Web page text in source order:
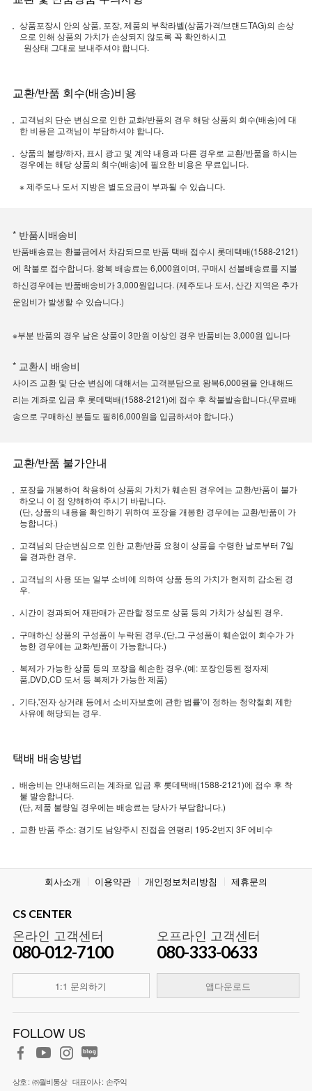
상품포장시 안의 상품, 포장, 제품의 부착라벨(상품가격/브랜드TAG)의 손상
으로 인해 상품의 가치가 손상되지 않도록 꼭 확인하시고
원상태 그대로 보내주셔야 합니다.
교환/반품 회수(배송)비용
고객님의 단순 변심으로 인한 교화/반품의 경우 해당 상품의 회수(배송)에 대
한 비용은 고객님이 부담하셔야 합니다.
상품의 불량/하자, 표시 광고 및 계약 내용과 다른 경우로 교환/반품을 하시는
경우에는 해당 상품의 회수(배송)에 필요한 비용은 무료입니다.
※ 제주도나 도서 지방은 별도요금이 부과될 수 있습니다.
* 반품시배송비
반품배송료는 환불금에서 차감되므로 반품 택배 접수시 롯데택배(1588-2121)
에 착불로 접수합니다. 왕복 배송료는 6,000원이며, 구매시 선불배송료를 지불
하신경우에는 반품배송비가 3,000원입니다. (제주도나 도서, 산간 지역은 추가
운임비가 발생할 수 있습니다.)
※부분 반품의 경우 남은 상품이 3만원 이상인 경우 반품비는 3,000원 입니다
* 교환시 배송비
사이즈 교환 및 단순 변심에 대해서는 고객분담으로 왕복6,000원을 안내해드
리는 계좌로 입금 후 롯데택배(1588-2121)에 접수 후 착불발송합니다.(무료배
송으로 구매하신 분들도 필히6,000원을 입금하셔야 합니다.)
교환/반품 불가안내
포장을 개봉하여 착용하여 상품의 가치가 훼손된 경우에는 교환/반품이 불가
하오니 이 점 양해하여 주시기 바랍니다.
(단, 상품의 내용을 확인하기 위하여 포장을 개봉한 경우에는 교환/반품이 가
능합니다.)
고객님의 단순변심으로 인한 교환/반품 요청이 상품을 수령한 날로부터 7일
을 경과한 경우.
고객님의 사용 또는 일부 소비에 의하여 상품 등의 가치가 현저히 감소된 경
우.
시간이 경과되어 재판매가 곤란할 정도로 상품 등의 가치가 상실된 경우.
구매하신 상품의 구성품이 누락된 경우.(단,그 구성품이 훼손없이 회수가 가
능한 경우에는 교화/반품이 가능합니다.)
복제가 가능한 상품 등의 포장을 훼손한 경우.(예: 포장인등된 정자제
품,DVD,CD 도서 등 복제가 가능한 제품)
기타,'전자 상거래 등에서 소비자보호에 관한 법률'이 정하는 청약철회 제한
사유에 해당되는 경우.
택배 배송방법
배송비는 안내해드리는 계좌로 입금 후 롯데택배(1588-2121)에 접수 후 착
불 발송합니다.
(단, 제품 불량일 경우에는 배송료는 당사가 부담합니다.)
교환 반품 주소: 경기도 남양주시 진접읍 연평리 195-2번지 3F 에비수
회사소개 이용약관 개인정보처리방침 제휴문의
CS CENTER
온라인 고객센터
080-012-7100
1:1 문의하기
오프라인 고객센터
080-333-0633
앱다운로드
FOLLOW US
상호 : ㈜월비통상 대표이사 : 손주익